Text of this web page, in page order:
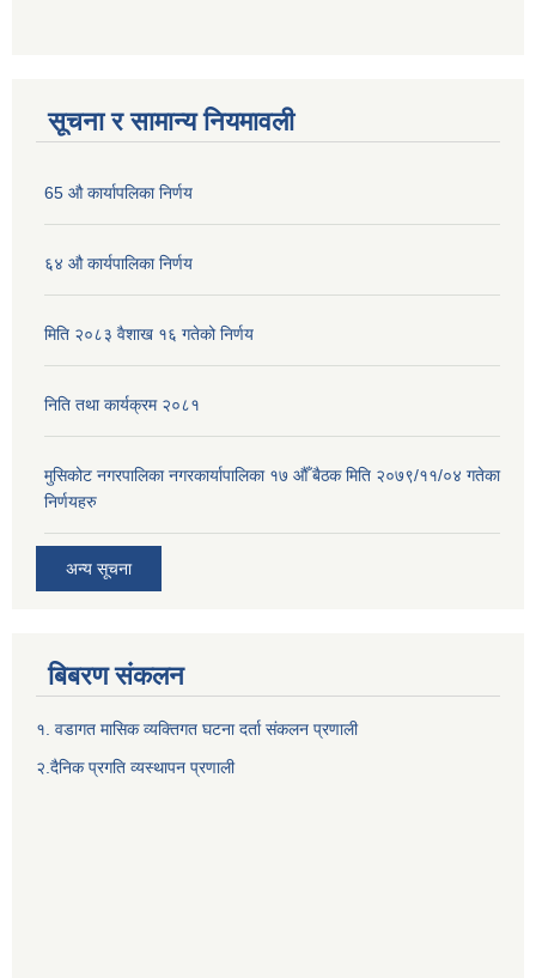
सूचना र सामान्य नियमावली
65 औ कार्यापलिका निर्णय
६४ औ कार्यपालिका निर्णय
मिति २०८३ वैशाख १६ गतेको निर्णय
निति तथा कार्यक्रम २०८१
मुसिकोट नगरपालिका नगरकार्यापालिका १७ औँ बैठक मिति २०७९/११/०४ गतेका
निर्णयहरु
अन्य सूचना
बिबरण संकलन
१. वडागत मासिक व्यक्तिगत घटना दर्ता संकलन प्रणाली
२.दैनिक प्रगति व्यस्थापन प्रणाली